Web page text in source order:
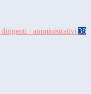
- amministrativi 38